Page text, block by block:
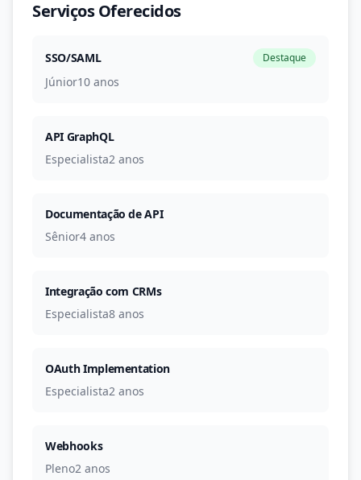
Serviços Oferecidos
SSO/SAML Destaque
Júnior10 anos
API GraphQL
Especialista2 anos
Documentação de API
Sênior4 anos
Integração com CRMs
Especialista8 anos
OAuth Implementation
Especialista2 anos
Webhooks
Pleno2 anos